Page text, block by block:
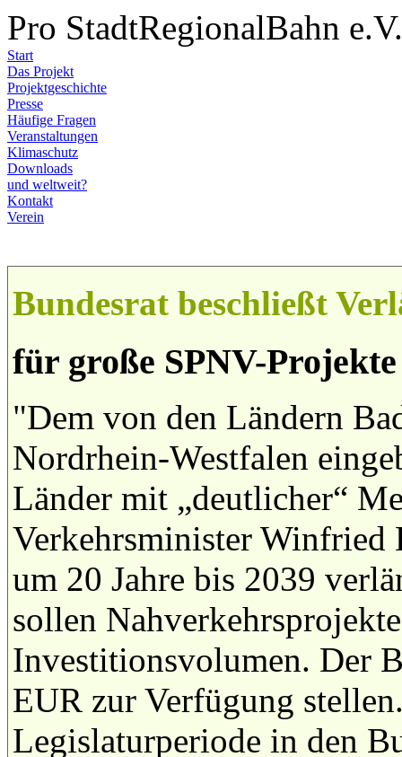
Pro StadtRegionalBahn e.V.
Start
Das Projekt
Projektgeschichte
Presse
Häufige Fragen
Veranstaltungen
Klimaschutz
Downloads
und weltweit?
Kontakt
Verein
Bundesrat beschließt
für große SPNV-
"Dem von den Ländern
Nordrhein-Westfalen
Länder mit „deutlicher“
Verkehrsminister Winfried
um 20 Jahre bis 2039
sollen
Investitionsvolumen. Der
EUR zur Verfügung
Legislaturperiode in den